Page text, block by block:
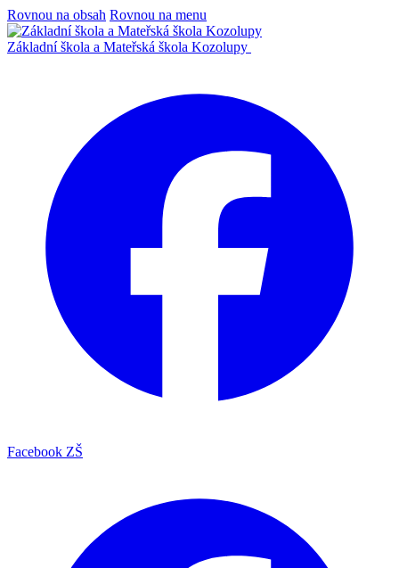
Rovnou na obsah Rovnou na menu
Základní škola a Mateřská škola Kozolupy
Facebook ZŠ